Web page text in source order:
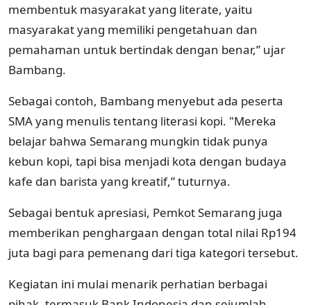
membentuk masyarakat yang literate, yaitu
masyarakat yang memiliki pengetahuan dan
pemahaman untuk bertindak dengan benar,” ujar
Bambang.
Sebagai contoh, Bambang menyebut ada peserta
SMA yang menulis tentang literasi kopi. "Mereka
belajar bahwa Semarang mungkin tidak punya
kebun kopi, tapi bisa menjadi kota dengan budaya
kafe dan barista yang kreatif,” tuturnya.
Sebagai bentuk apresiasi, Pemkot Semarang juga
memberikan penghargaan dengan total nilai Rp194
juta bagi para pemenang dari tiga kategori tersebut.
Kegiatan ini mulai menarik perhatian berbagai